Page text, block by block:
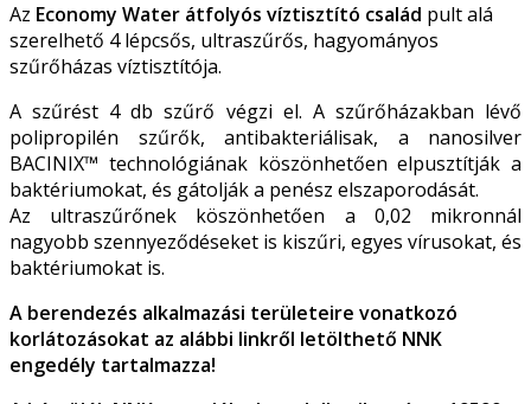
Az Economy Water átfolyós víztisztító család pult alá
szerelhető 4 lépcsős, ultraszűrős, hagyományos
szűrőházas víztisztítója.
A szűrést 4 db szűrő végzi el. A szűrőházakban lévő
polipropilén szűrők, antibakteriálisak, a nanosilver
BACINIX™ technológiának köszönhetően elpusztítják a
baktériumokat, és gátolják a penész elszaporodását.
Az ultraszűrőnek köszönhetően a 0,02 mikronnál
nagyobb szennyeződéseket is kiszűri, egyes vírusokat, és
baktériumokat is.
A berendezés alkalmazási területeire vonatkozó
korlátozásokat az alábbi linkről letölthető NNK
engedély tartalmazza!